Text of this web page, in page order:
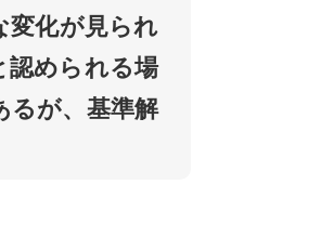
変化が見られ
認められる場
るが、基準解